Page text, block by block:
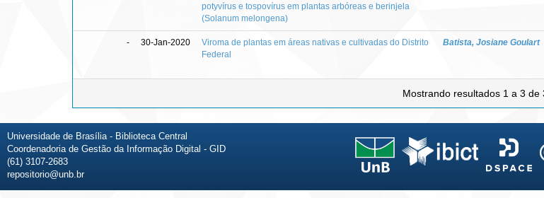
potyvírus e tospovírus em plantas arbóreas e berinjela
(Solanum melongena)
- 30-Jan-2020
Viroma de plantas em áreas nativas e cultivadas do Distrito
Federal
Batista, Josiane Goulart
Mostrando resultados 1 a 3 de
Universidade de Brasília - Biblioteca Central
Coordenadoria de Gestão da Informação Digital - GID
(61) 3107-2683
repositorio@unb.br